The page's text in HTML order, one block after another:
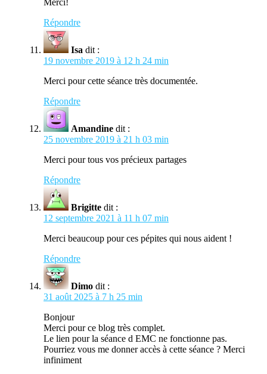
Répondre
Isa dit :
19 novembre 2019 à 12 h 24 min
Merci pour cette séance très documentée.
Répondre
Amandine dit :
25 novembre 2019 à 21 h 03 min
Merci pour tous vos précieux partages
Répondre
Brigitte dit :
12 septembre 2021 à 11 h 07 min
Merci beaucoup pour ces pépites qui nous aident !
Répondre
Dimo dit :
31 août 2025 à 7 h 25 min
Bonjour
Merci pour ce blog très complet.
Le lien pour la séance d EMC ne fonctionne pas.
Pourriez vous me donner accès à cette séance ? Merci
infiniment